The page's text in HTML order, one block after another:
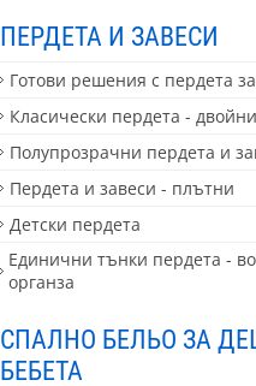
ПЕРДЕТА И ЗАВЕСИ
Готови решения с пердета
Класически пердета - двойни
Полупрозрачни пердета и
Пердета и завеси - плътни
Детски пердета
Единични тънки пердета -
органза
СПАЛНО БЕЛЬО ЗА
БЕБЕТА